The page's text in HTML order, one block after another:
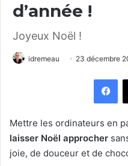
d’année !
Joyeux Noël !
idremeau 23 décembre
Mettre les ordinateurs en
laisser Noël approcher
joie, de douceur et de